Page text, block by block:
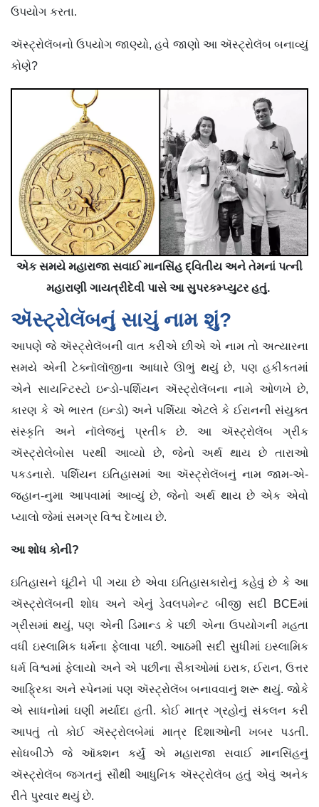
ઉપયોગ કરતા.
ઍસ્ટ્રોલૅબનો ઉપયોગ જાણ્યો, હવે જાણો આ ઍસ્ટ્રોલૅબ બનાવ્યું
કોણે?
એક સમયે મહારાજા સવાઈ માનસિંહ દ્વિતીય અને તેમનાં પત્ની
મહારાણી ગાયત્રીદેવી પાસે આ સુપરકમ્પ્યુટર હતું.
ઍસ્ટ્રોલૅબનું સાચું નામ શું?
આપણે જે ઍસ્ટ્રોલૅબની વાત કરીએ છીએ એ નામ તો અત્યારના
સમયે એની ટેક્નૉલૉજીના આધારે ઊભું થયું છે, પણ હકીકતમાં
એને સાયન્ટિસ્ટો ઇન્ડો-પર્શિયન ઍસ્ટ્રોલૅબના નામે ઓળખે છે,
કારણ કે એ ભારત (ઇન્ડો) અને પર્શિયા એટલે કે ઈરાનની સંયુક્ત
સંસ્કૃતિ અને નૉલેજનું પ્રતીક છે. આ ઍસ્ટ્રોલૅબ ગ્રીક
ઍસ્ટ્રોલેબોસ પરથી આવ્યો છે, જેનો અર્થ થાય છે તારાઓ
પકડનારો. પર્શિયન ઇતિહાસમાં આ ઍસ્ટ્રોલૅબનું નામ જામ-એ-
જહાન-નુમા આપવામાં આવ્યું છે, જેનો અર્થ થાય છે એક એવો
પ્યાલો જેમાં સમગ્ર વિશ્વ દેખાય છે.
આ શોધ કોની?
ઇતિહાસને ઘૂંટીને પી ગયા છે એવા ઇતિહાસકારોનું કહેવું છે કે આ
ઍસ્ટ્રોલૅબની શોધ અને એનું ડેવલપમેન્ટ બીજી સદી BCEમાં
ગ્રીસમાં થયું, પણ એની ડિમાન્ડ કે પછી એના ઉપયોગની મહતા
વધી ઇસ્લામિક ધર્મના ફેલાવા પછી. આઠમી સદી સુધીમાં ઇસ્લામિક
ધર્મ વિશ્વમાં ફેલાયો અને એ પછીના સૈકાઓમાં ઇરાક, ઈરાન, ઉત્તર
આફ્રિકા અને સ્પેનમાં પણ ઍસ્ટ્રોલૅબ બનાવવાનું શરૂ થયું. જોકે
એ સાધનોમાં ઘણી મર્યાદા હતી. કોઈ માત્ર ગ્રહોનું સંકલન કરી
આપતું તો કોઈ ઍસ્ટ્રોલબેમાં માત્ર દિશાઓની ખબર પડતી.
સોધબીઝે જે ઑક્શન કર્યું એ મહારાજા સવાઈ માનસિંહનું
ઍસ્ટ્રોલૅબ જગતનું સૌથી આધુનિક ઍસ્ટ્રોલૅબ હતું એવું અનેક
રીતે પુરવાર થયું છે.